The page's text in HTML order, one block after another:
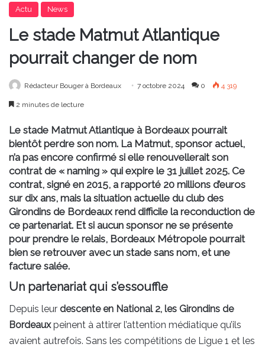
Actu News
Le stade Matmut Atlantique
pourrait changer de nom
Rédacteur Bouger à Bordeaux 7 octobre 2024 0 4 319
2 minutes de lecture
Le stade Matmut Atlantique à Bordeaux pourrait
bientôt perdre son nom. La Matmut, sponsor actuel,
n’a pas encore confirmé si elle renouvellerait son
contrat de « naming » qui expire le 31 juillet 2025. Ce
contrat, signé en 2015, a rapporté 20 millions d’euros
sur dix ans, mais la situation actuelle du club des
Girondins de Bordeaux rend difficile la reconduction de
ce partenariat. Et si aucun sponsor ne se présente
pour prendre le relais, Bordeaux Métropole pourrait
bien se retrouver avec un stade sans nom, et une
facture salée.
Un partenariat qui s’essouffle
Depuis leur descente en National 2, les Girondins de
Bordeauxpeinent à attirer l’attention médiatique qu’ils
avaient autrefois. Sans les compétitions de Ligue 1 et les